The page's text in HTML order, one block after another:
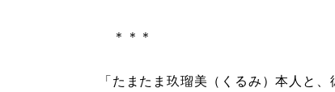
＊＊＊
「たまたま玖瑠美（くるみ）本人と